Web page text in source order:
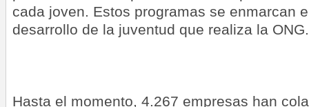
cada joven. Estos programas se enmarcan
desarrollo de la juventud que realiza la ONG.
Hasta el momento, 4.267 empresas han